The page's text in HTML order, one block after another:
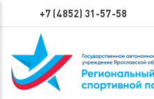
+7 (4852) 31-57-58